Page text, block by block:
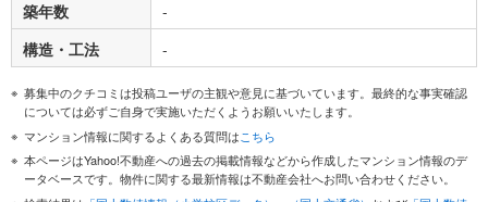
築年数
-
構造・工法
-
募集中のクチコミは投稿ユーザの主観や意見に基づいています。最終的な事実確認
については必ずご自身で実施いただくようお願いいたします。
マンション情報に関するよくある質問はこちら
本ページはYahoo!不動産への過去の掲載情報などから作成したマンション情報のデ
ータベースです。物件に関する最新情報は不動産会社へお問い合わせください。